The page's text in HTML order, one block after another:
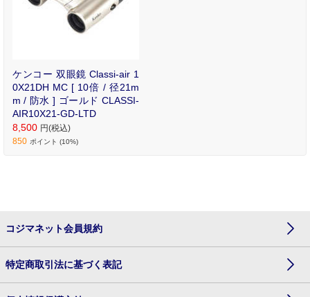
ケンコー 双眼鏡 Classi-air 1
0X21DH MC [ 10倍 / 径21m
m / 防水 ] ゴールド CLASSI-
AIR10X21-GD-LTD
8,500 円(税込)
850 ポイント (10%)
コジマネット会員規約
特定商取引法に基づく表記